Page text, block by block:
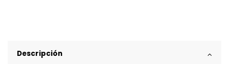
Descripción